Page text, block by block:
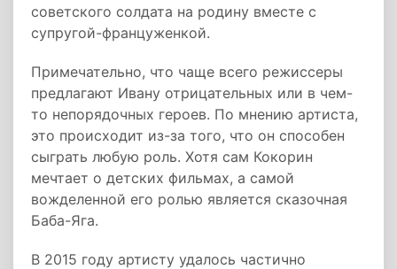
советского солдата на родину вместе с
супругой-француженкой.
Примечательно, что чаще всего режиссеры
предлагают Ивану отрицательных или в чем-
то непорядочных героев. По мнению артиста,
это происходит из-за того, что он способен
сыграть любую роль. Хотя сам Кокорин
мечтает о детских фильмах, а самой
вожделенной его ролью является сказочная
Баба-Яга.
В 2015 году артисту удалось частично